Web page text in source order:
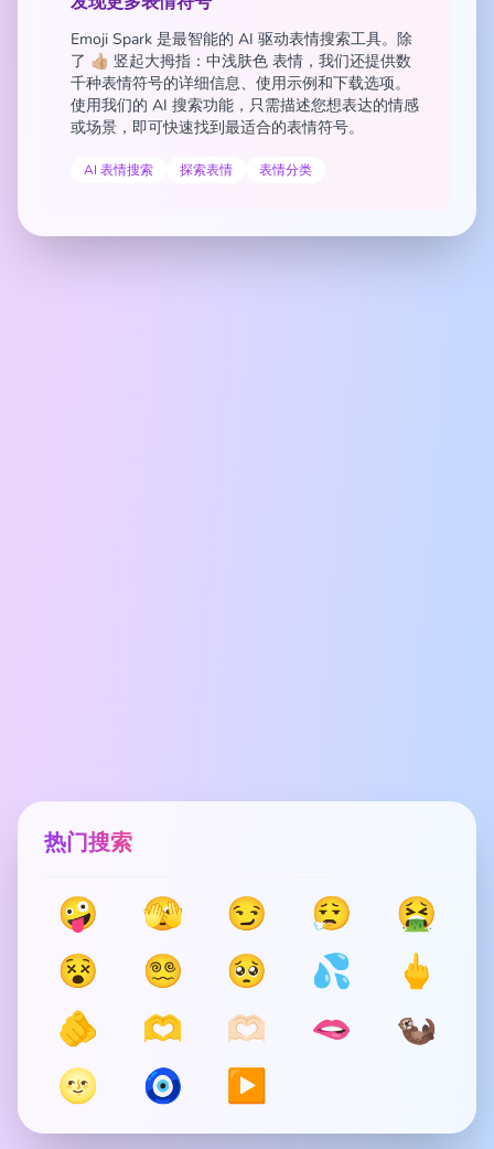
Emoji Spark 是最智能的 AI 驱动表情搜索工具。除
了 👍🏼 竖起大拇指：中浅肤色 表情，我们还提供数
千种表情符号的详细信息、使用示例和下载选项。
使用我们的 AI 搜索功能，只需描述您想表达的情感
或场景，即可快速找到最适合的表情符号。
AI 表情搜索 探索表情 表情分类
热门搜索
🤪 🫣 😏 😮‍💨
🤮
😵
😵‍💫 🥺 💦
🖕
🫵
🫶 🫶🏻 🫦
🦦
🌝
🧿 ▶️